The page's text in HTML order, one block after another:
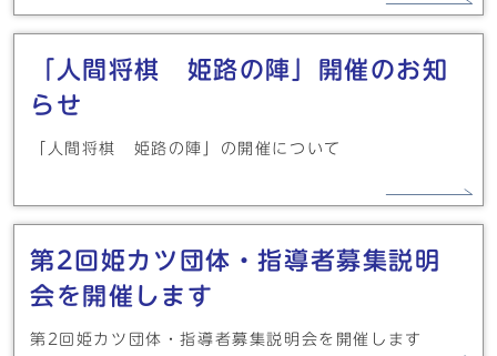
「人間将棋 姫路の陣」開催のお知
らせ
「人間将棋 姫路の陣」の開催について
第2回姫カツ団体・指導者募集説明
会を開催します
第2回姫カツ団体・指導者募集説明会を開催します